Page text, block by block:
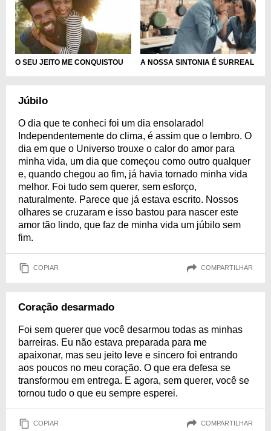
O SEU JEITO ME CONQUISTOU A NOSSA SINTONIA É SURREAL
Júbilo
O dia que te conheci foi um dia ensolarado!
Independentemente do clima, é assim que o lembro. O
dia em que o Universo trouxe o calor do amor para
minha vida, um dia que começou como outro qualquer
e, quando chegou ao fim, já havia tornado minha vida
melhor. Foi tudo sem querer, sem esforço,
naturalmente. Parece que já estava escrito. Nossos
olhares se cruzaram e isso bastou para nascer este
amor tão lindo, que faz de minha vida um júbilo sem
fim.
COPIAR COMPARTILHAR
Coração desarmado
Foi sem querer que você desarmou todas as minhas
barreiras. Eu não estava preparada para me
apaixonar, mas seu jeito leve e sincero foi entrando
aos poucos no meu coração. O que era defesa se
transformou em entrega. E agora, sem querer, você se
tornou tudo o que eu sempre esperei.
COPIAR COMPARTILHAR